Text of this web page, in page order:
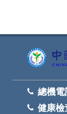
總機電
健康檢